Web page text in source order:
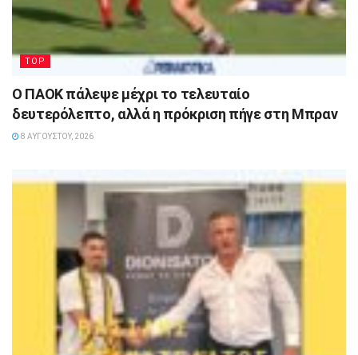
TOP
Ο ΠΑΟΚ πάλεψε μέχρι το τελευταίο
δευτερόλεπτο, αλλά η πρόκριση πήγε στη Μπραν
8 ΑΥΓΟΎΣΤΟΥ, 2026